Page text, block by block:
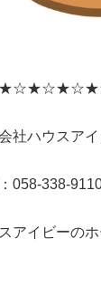
社ハウスア
058-338-
アイビーの